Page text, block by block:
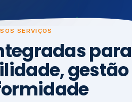
SERVIÇOS
para
gestão